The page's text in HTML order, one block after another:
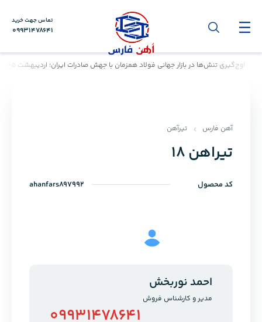
تماس جهت خرید
09931478641
اوج‌گیری تنش‌ها در بازار جهانی فولاد همزمان با جهش صادرات ایران؛ اردیبهشت ۱۴۰۵ به نقطه عطف صنعت آهن تبدیل شد
آهن فارس تیرآهن
تیراهن ۱۸
کد محصول ahanfars897992
احمد نوربخش
مدیر و کارشناس فروش
09931478641